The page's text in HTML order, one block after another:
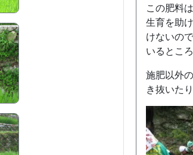
この肥料
生育を助
けないの
いるとこ
施肥以外
き抜いた